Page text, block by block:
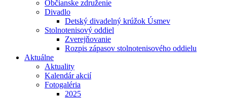
Občianske združenie
Divadlo
Detský divadelný krúžok Úsmev
Stolnotenisový oddiel
Zverejňovanie
Rozpis zápasov stolnotenisového oddielu
Aktuálne
Aktuality
Kalendár akcií
Fotogaléria
2025